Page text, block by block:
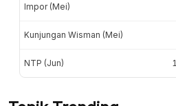
Impor (Mei)
Kunjungan Wisman (Mei)
NTP (Jun)